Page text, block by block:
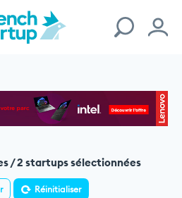
/ 2 startups sélectionnées
Réinitialiser